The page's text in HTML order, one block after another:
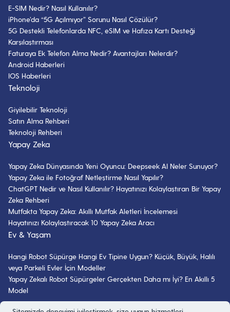
E-SIM Nedir? Nasıl Kullanılır?
iPhone’da “5G Açılmıyor” Sorunu Nasıl Çözülür?
5G Destekli Telefonlarda NFC, eSIM ve Hafıza Kartı Desteği
Karşılaştırması
Faturaya Ek Telefon Alma Nedir? Avantajları Nelerdir?
Android Haberleri
IOS Haberleri
Teknoloji
Giyilebilir Teknoloji
Satın Alma Rehberi
Teknoloji Rehberi
Yapay Zeka
Yapay Zeka Dünyasında Yeni Oyuncu: Deepseek AI Neler Sunuyor?
Yapay Zeka ile Fotoğraf Netleştirme Nasıl Yapılır?
ChatGPT Nedir ve Nasıl Kullanılır? Hayatınızı Kolaylaştıran Bir Yapay
Zeka Rehberi
Mutfakta Yapay Zeka: Akıllı Mutfak Aletleri İncelemesi
Hayatınızı Kolaylaştıracak 10 Yapay Zeka Aracı
Ev & Yaşam
Hangi Robot Süpürge Hangi Ev Tipine Uygun? Küçük, Büyük, Halılı
veya Parkeli Evler İçin Modeller
Yapay Zekalı Robot Süpürgeler Gerçekten Daha mı İyi? En Akıllı 5
Model